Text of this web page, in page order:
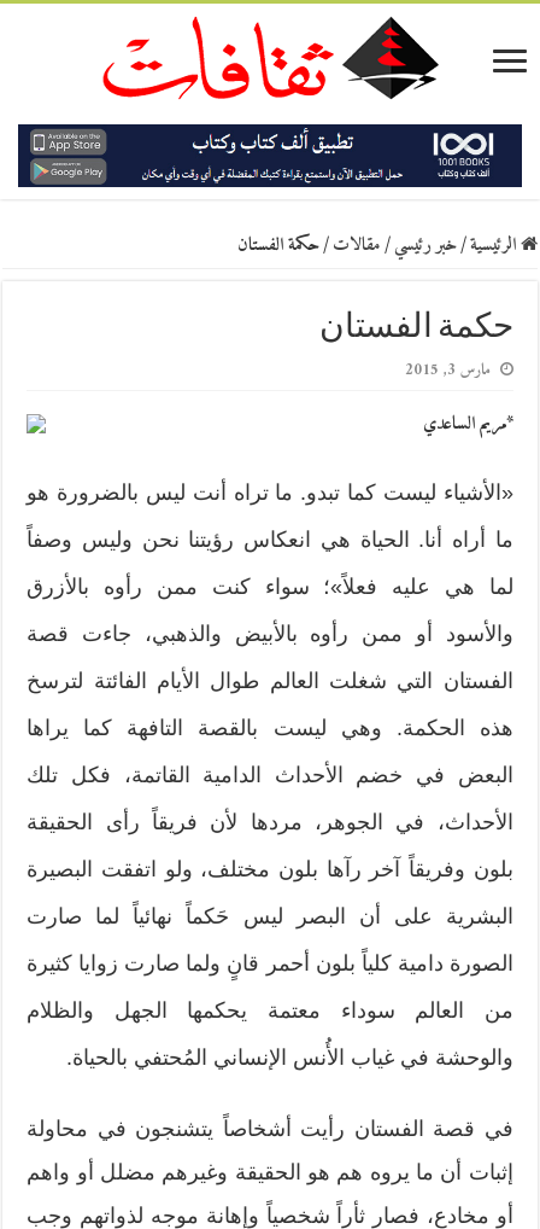
الرئيسية/خبر رئيسي/مقالات/حكمة الفستان
حكمة الفستان
مارس 3, 2015
*مريم الساعدي
«الأشياء ليست كما تبدو. ما تراه أنت ليس بالضرورة هو
ما أراه أنا. الحياة هي انعكاس رؤيتنا نحن وليس وصفاً
لما هي عليه فعلاً»؛ سواء كنت ممن رأوه بالأزرق
والأسود أو ممن رأوه بالأبيض والذهبي، جاءت قصة
الفستان التي شغلت العالم طوال الأيام الفائتة لترسخ
هذه الحكمة. وهي ليست بالقصة التافهة كما يراها
البعض في خضم الأحداث الدامية القاتمة، فكل تلك
الأحداث، في الجوهر، مردها لأن فريقاً رأى الحقيقة
بلون وفريقاً آخر رآها بلون مختلف، ولو اتفقت البصيرة
البشرية على أن البصر ليس حَكماً نهائياً لما صارت
الصورة دامية كلياً بلون أحمر قانٍ ولما صارت زوايا كثيرة
من العالم سوداء معتمة يحكمها الجهل والظلام
والوحشة في غياب الأُنس الإنساني المُحتفي بالحياة.
في قصة الفستان رأيت أشخاصاً يتشنجون في محاولة
إثبات أن ما يروه هم هو الحقيقة وغيرهم مضلل أو واهم
أو مخادع، فصار ثأراً شخصياً وإهانة موجه لذواتهم وجب